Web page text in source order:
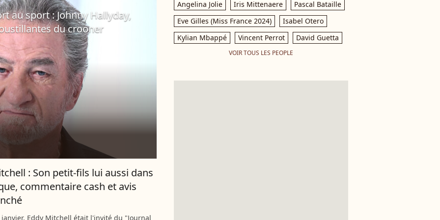
au sport : Johnny Hallyday,
du crooner
: Son petit-fils lui aussi dans
commentaire cash et avis
janvier, Eddy Mitchell était l'invité du "Journal
Angelina Jolie Iris Mittenaere
Pascal Bataille
Eve Gilles (Miss France 2024)
Isabel Otero
Kylian Mbappé
Vincent Perrot David Guetta
VOIR TOUS LES PEOPLE